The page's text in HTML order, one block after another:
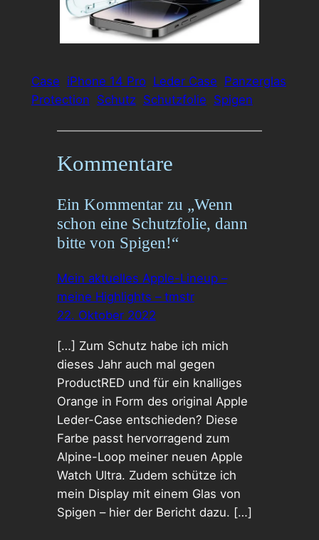
Case iPhone 14 Pro Leder Case Panzerglas
Protection Schutz Schutzfolie Spigen
Kommentare
Ein Kommentar zu „Wenn
schon eine Schutzfolie, dann
bitte von Spigen!“
Mein aktuelles Apple-Lineup –
meine Highlights – tmstr
22. Oktober 2022
[…] Zum Schutz habe ich mich
dieses Jahr auch mal gegen
ProductRED und für ein knalliges
Orange in Form des original Apple
Leder-Case entschieden? Diese
Farbe passt hervorragend zum
Alpine-Loop meiner neuen Apple
Watch Ultra. Zudem schütze ich
mein Display mit einem Glas von
Spigen – hier der Bericht dazu. […]